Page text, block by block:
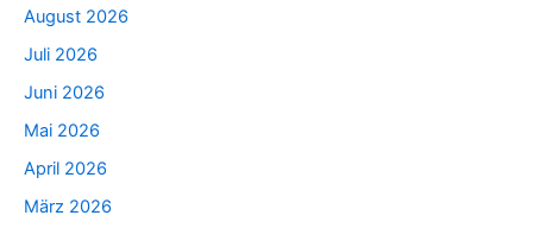
August 2026
Juli 2026
Juni 2026
Mai 2026
April 2026
März 2026